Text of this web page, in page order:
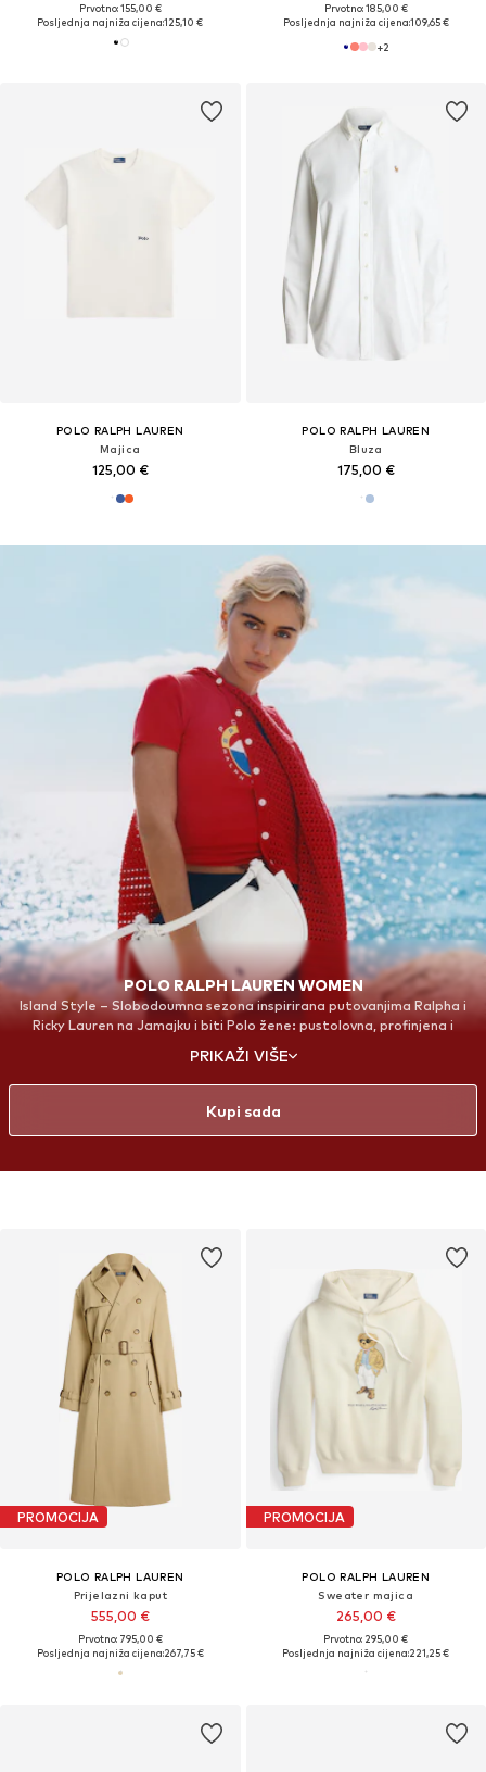
Prvotno: 155,00 €
Posljednja najniža cijena:125,10 €
Prvotno: 185,00 €
Posljednja najniža cijena:109,65 €
+2
POLO RALPH LAUREN
Majica
125,00 €
POLO RALPH LAUREN
Bluza
175,00 €
POLO RALPH LAUREN WOMEN
Island Style – Slobodoumna sezona inspirirana putovanjima Ralpha i
Ricky Lauren na Jamajku i biti Polo žene: pustolovna, profinjena i
elegancija bez truda
PRIKAŽI VIŠE
Kupi sada
PROMOCIJA
POLO RALPH LAUREN
Prijelazni kaput
555,00 €
Prvotno: 795,00 €
Posljednja najniža cijena:267,75 €
PROMOCIJA
POLO RALPH LAUREN
Sweater majica
265,00 €
Prvotno: 295,00 €
Posljednja najniža cijena:221,25 €